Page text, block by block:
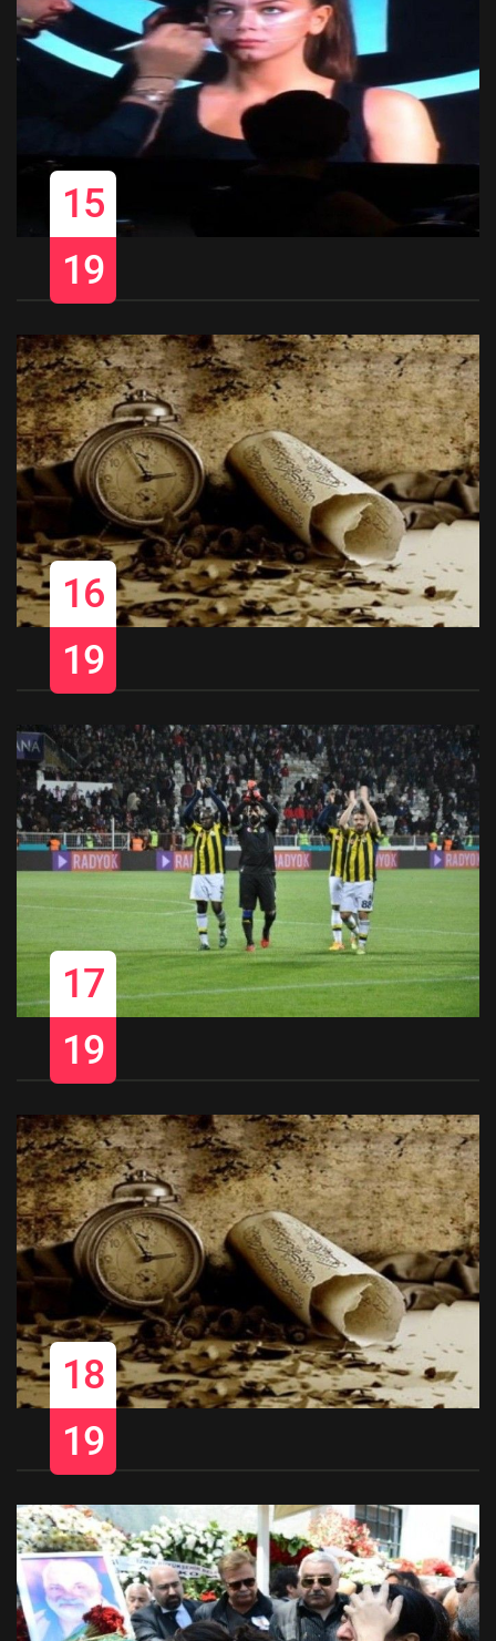
15
19
16
19
17
19
18
19